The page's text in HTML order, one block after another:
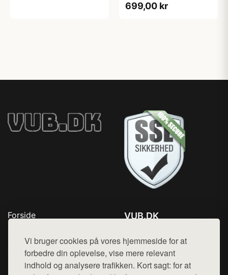
Vi bruger cookies på vores hjemmeside for at
forbedre din oplevelse, vise mere relevant
indhold og analysere trafikken. Kort sagt: for at
699,00 kr
Forside
Top Rabatter
Jotun maling
Kontakt
VUB.DK
Mail: hej@want.dk
Cookie- og privatlivspolitik